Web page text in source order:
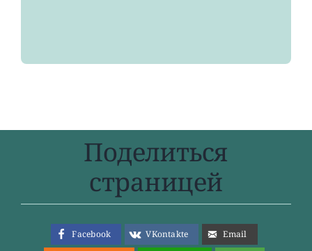
Поделиться
страницей
Facebook VKontakte
Email